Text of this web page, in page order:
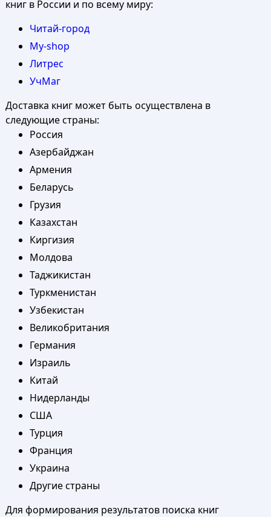
книг в России и по всему миру:
Читай-город
My-shop
Литрес
УчМаг
Доставка книг может быть осуществлена в
следующие страны:
Россия
Азербайджан
Армения
Беларусь
Грузия
Казахстан
Киргизия
Молдова
Таджикистан
Туркменистан
Узбекистан
Великобритания
Германия
Израиль
Китай
Нидерланды
США
Турция
Франция
Украина
Другие страны
Для формирования результатов поиска книг